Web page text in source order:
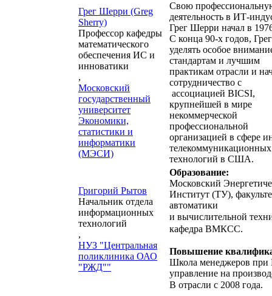
Грег Шерри (Greg
Sherry)
Профессор кафедры
математического
обеспечения ИС и
инноватики
,
Московский
государственный
университет
Экономики,
статистики и
информатики
(МЭСИ)
Свою
деятельность в ИТ-
Грег Шерри начал в
С конца 90-х годов,
уделять особое
стандартам и лучшим
практикам отрасли и
сотрудничество с
ассоциацией BICSI,
крупнейшей в мире
некоммерческой
профессиональной
организацией в сфере
телекоммуникационных
технологий в США.
Григорий Рытов
Начальник отдела
информационных
технологий
,
НУЗ "Центральная
поликлиника ОАО
"РЖД""
Образование:
Московский
Институт (ТУ),
автоматики
и вычислительной
кафедра ВМКСС.
Повышение
Школа менеджеров
управление на
В отрасли с 2008 года.